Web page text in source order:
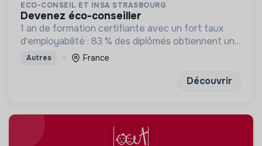
ECO-CONSEIL ET INSA STRASBOURG
devenez éco-conseiller
1 an de formation certifiante avec un fort taux
d'employabilité : 83 % des diplômés obtiennent un
emploi sous 6 mois
Autres France
Découvrir